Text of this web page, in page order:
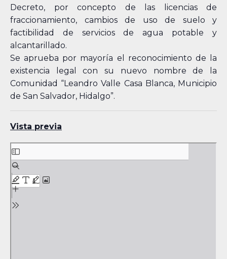
Decreto, por concepto de las licencias de
fraccionamiento, cambios de uso de suelo y
factibilidad de servicios de agua potable y
alcantarillado.
Se aprueba por mayoría el reconocimiento de la
existencia legal con su nuevo nombre de la
Comunidad “Leandro Valle Casa Blanca, Municipio
de San Salvador, Hidalgo”.
Vista previa
Skip
to
PDF
content